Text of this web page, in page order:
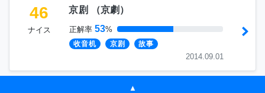
46
ナイス
京剧 （京劇 ）
正解率 53%
收音机 京剧 故事
2014.09.01
▲